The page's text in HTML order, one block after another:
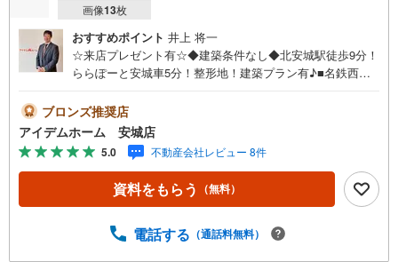
画像13枚
おすすめポイント 井上 将一
☆来店プレゼント有☆◆建築条件なし◆北安城駅徒歩9分！
ららぽーと安城車5分！整形地！建築プラン有♪■名鉄西尾
買い物便利◎■規格型注文住宅対応で理想の住まいを実現☆
■建築条件なし！お好きなハウスメーカーで建築可能♪《本
日見学OK！》営業時間内（9:00～19:00）は、下記電話フ
ォームよりお電話をして頂けるとスムーズに見学のご案内
ができます。＜自己資金0円でも大丈夫！＞*水曜日も営業
しております！*今から見たい！聞きたい！にスピード対
替えの方など資金計画でご不安な方もおまかせください！■
ブロンズ推奨店
アイデムホーム 安城店
5.0 不動産会社レビュー 8件
資料をもらう （無料）
電話する （通話料無料）